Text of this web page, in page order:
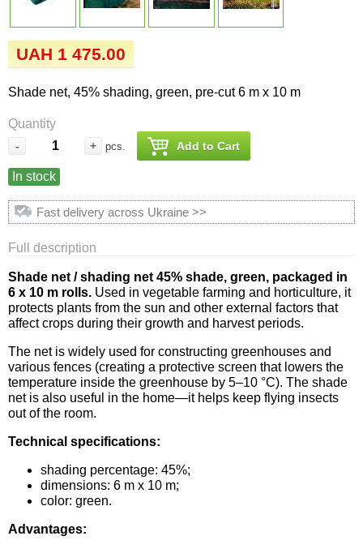
UAH 1 475.00
Shade net, 45% shading, green, pre-cut 6 m x 10 m
Quantity
- + pcs. Add to Cart
In stock
Fast delivery across Ukraine >>
Full description
Shade net /shading net 45% shade, green, packaged in
6 x 10 m rolls. Used in vegetable farming and horticulture, it
protects plants from the sun and other external factors that
affect crops during their growth and harvest periods.
The net is widely used for constructing greenhouses and
various fences (creating a protective screen that lowers the
temperature inside the greenhouse by 5–10 °C). The shade
net is also useful in the home—it helps keep flying insects
out of the room.
Technical specifications:
shading percentage: 45%;
dimensions: 6 m x 10 m;
color: green.
Advantages:
Семена перца
Семена пряных трав
Семена редиса
Семена редьки
Семена салата
Семена свеклы
Семена сельдерея
Семена сидератов
Семена табака
Семена газонной травы
Семена тыквы, патиссона
Удобрения «Чистый лист» кристаллические
Удобрения «Чистый лист» кристаллические
Удобрения «Чистый лист» в палочках
Удобрения «Чистый лист» Успех
Опрыскиватели
Перчатки
Тенты
Средства защиты от колорадского жука
Средства защиты от тараканов, прусаков,
Средства защиты от комаров, москитов,
клещей, ос, мошек, слепней
Средства защиты от мух
Средства защиты от моли
Средства защиты от капустницы
Средства защиты от кротов
Средства защиты от грызунов